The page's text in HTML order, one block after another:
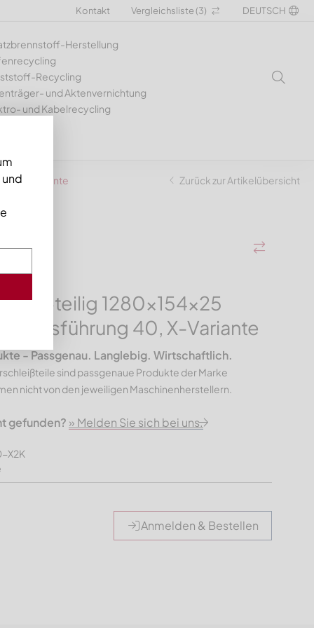
Kontakt Vergleichsliste (3) DEUTSCH
Herstellung
Recycling
und Aktenvernichtung
und Kabelrecycling
X-Variante Zurück zur Artikelübersicht
2-teilig 1280x154x25
Ausführung 40, X-Variante
- Passgenau. Langlebig. Wirtschaftlich.
sind passgenaue Produkte der Marke
nicht von den jeweiligen Maschinenherstellern.
gefunden? » Melden Sie sich bei uns.
X2K
Anmelden & Bestellen